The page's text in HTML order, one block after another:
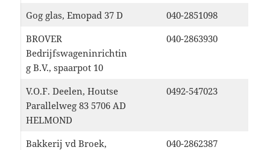
Gog glas, Emopad 37 D
040-2851098
BROVER
Bedrijfswageninrichtin
g B.V., spaarpot 10
040-2863930
V.O.F. Deelen, Houtse
Parallelweg 83 5706 AD
HELMOND
0492-547023
Bakkerij vd Broek,
040-2862387